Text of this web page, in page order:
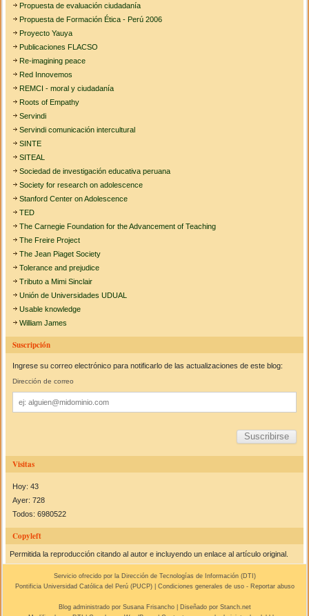
Propuesta de evaluación ciudadanía
Propuesta de Formación Ética - Perú 2006
Proyecto Yauya
Publicaciones FLACSO
Re-imagining peace
Red Innovemos
REMCI - moral y ciudadanía
Roots of Empathy
Servindi
Servindi comunicación intercultural
SINTE
SITEAL
Sociedad de investigación educativa peruana
Society for research on adolescence
Stanford Center on Adolescence
TED
The Carnegie Foundation for the Advancement of Teaching
The Freire Project
The Jean Piaget Society
Tolerance and prejudice
Tributo a Mimi Sinclair
Unión de Universidades UDUAL
Usable knowledge
William James
Suscripción
Ingrese su correo electrónico para notificarlo de las actualizaciones de este blog:
Dirección de correo
Dirección
de
correo
Visitas
Hoy: 43
Ayer: 728
Todos: 6980522
Copyleft
Permitida la reproducción citando al autor e incluyendo un enlace al artículo original.
Servicio ofrecido por la Dirección de Tecnologías de Información (DTI )
Pontificia Universidad Católica del Perú (PUCP) | Condiciones generales de uso- Reportar abuso
Blog administrado por Susana Frisancho| Diseñado por Stanch.net